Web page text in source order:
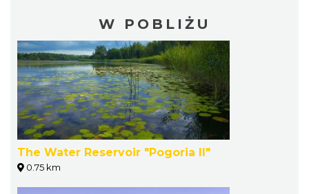
W POBLIŻU
The Water Reservoir "Pogoria II"
0.75 km